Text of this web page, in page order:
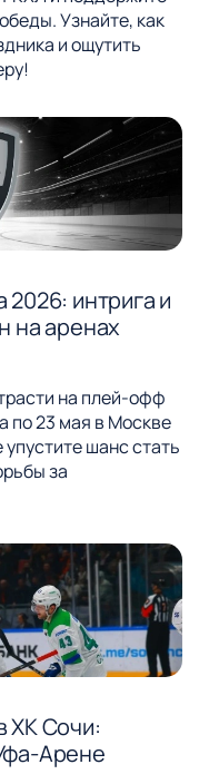
Узнайте, как
и ощутить
интрига и
на аренах
на плей-офф
по 23 мая в Москве
шанс стать
за
ХК Сочи:
Арене